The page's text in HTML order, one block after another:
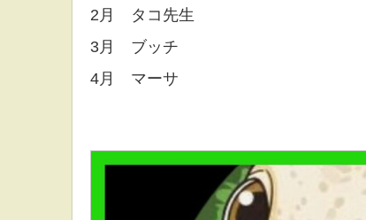
2月 タコ先生
3月 ブッチ
4月 マーサ